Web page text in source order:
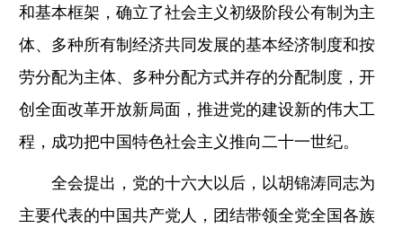
和基本框架，确立了社会主义初级阶段公有制为主
体、多种所有制经济共同发展的基本经济制度和按
劳分配为主体、多种分配方式并存的分配制度，开
创全面改革开放新局面，推进党的建设新的伟大工
程，成功把中国特色社会主义推向二十一世纪。
全会提出，党的十六大以后，以胡锦涛同志为
主要代表的中国共产党人，团结带领全党全国各族